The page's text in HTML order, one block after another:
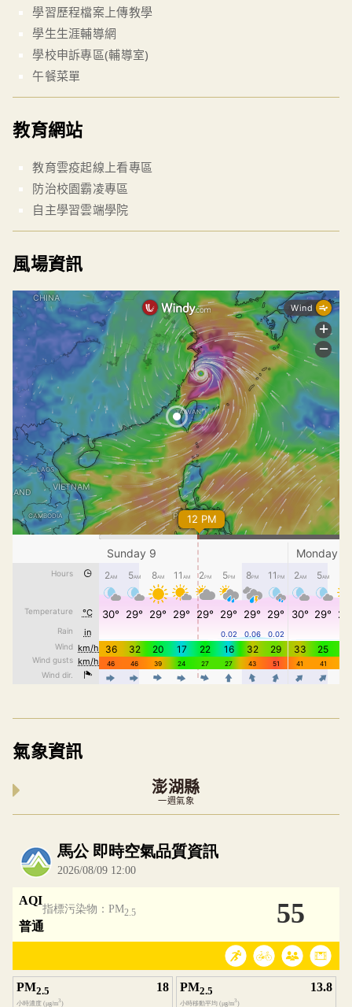
學習歷程檔案上傳教學
學生生涯輔導網
學校申訴專區(輔導室)
午餐菜單
教育網站
教育雲疫起線上看專區
防治校園霸凌專區
自主學習雲端學院
風場資訊
氣象資訊
澎湖縣
一週氣象
內嵌空氣品質小工具為視覺預覽，完整即時空